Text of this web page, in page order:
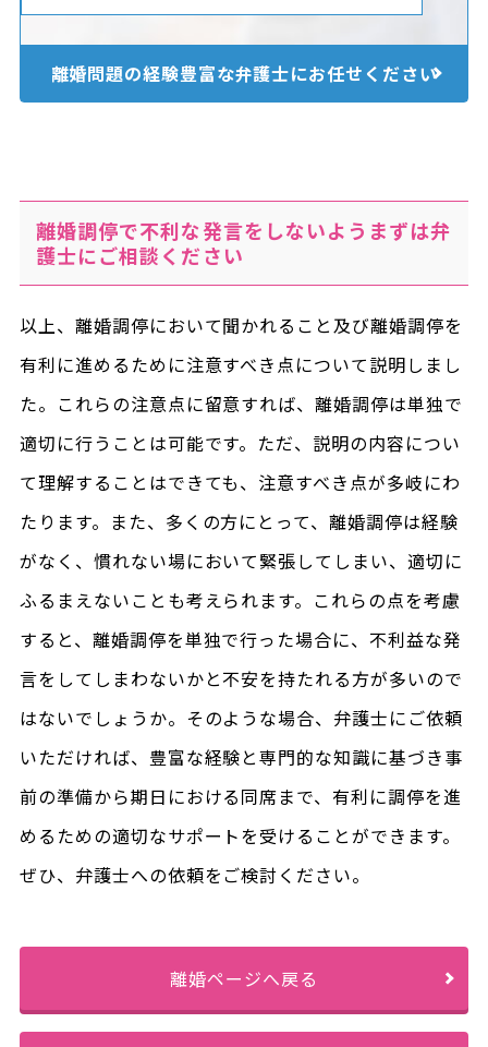
離婚問題の経験豊富な弁護士にお任せください
離婚調停で不利な発言をしないようまずは弁
護士にご相談ください
以上、離婚調停において聞かれること及び離婚調停を
有利に進めるために注意すべき点について説明しまし
た。これらの注意点に留意すれば、離婚調停は単独で
適切に行うことは可能です。ただ、説明の内容につい
て理解することはできても、注意すべき点が多岐にわ
たります。また、多くの方にとって、離婚調停は経験
がなく、慣れない場において緊張してしまい、適切に
ふるまえないことも考えられます。これらの点を考慮
すると、離婚調停を単独で行った場合に、不利益な発
言をしてしまわないかと不安を持たれる方が多いので
はないでしょうか。そのような場合、弁護士にご依頼
いただければ、豊富な経験と専門的な知識に基づき事
前の準備から期日における同席まで、有利に調停を進
めるための適切なサポートを受けることができます。
ぜひ、弁護士への依頼をご検討ください。
離婚ページへ戻る